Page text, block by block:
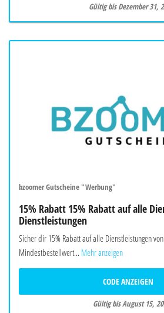
Gültig bis Dezember 31,
bzoomer Gutscheine "Werbung"
15% Rabatt 15% Rabatt auf alle
Dienstleistungen
Sicher dir 15% Rabatt auf alle Dienstleistungen
Mindestbestellwert... Mehr anzeigen
CODE ANZEIGEN
Gültig bis August 15,